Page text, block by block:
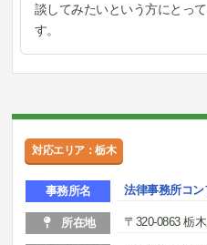
談してみたいという方にとっ
す。
対応エリア：栃木
事務所名 法律事務所コン
所在地 〒320-0863 栃